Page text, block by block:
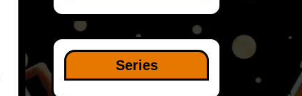
Series